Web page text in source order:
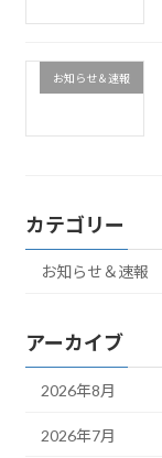
お知らせ＆速報
カテゴリー
お知らせ＆速報
アーカイブ
2026年8月
2026年7月